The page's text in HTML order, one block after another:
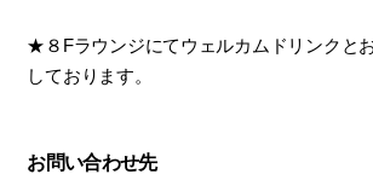
★８Fラウンジにてウェルカムドリンクと
しております。
お問い合わせ先